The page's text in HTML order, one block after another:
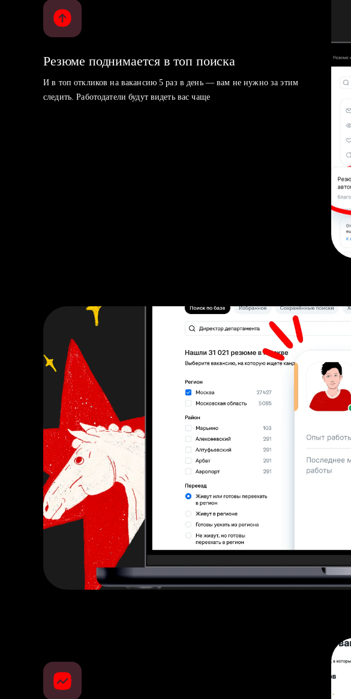
Резюме поднимается в топ поиска
И в топ откликов на вакансию 5 раз в день — вам не нужно за этим
следить. Работодатели будут видеть вас чаще